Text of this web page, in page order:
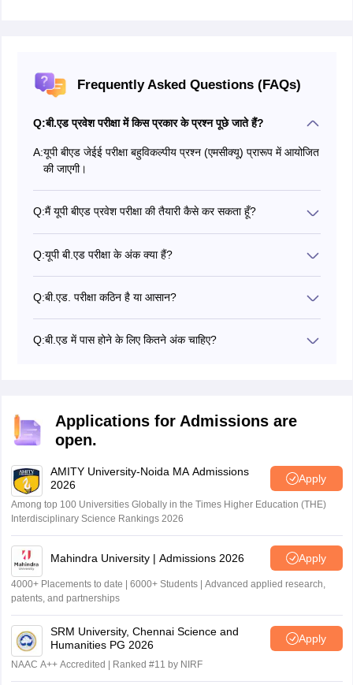
Frequently Asked Questions (FAQs)
Q:बी.एड प्रवेश परीक्षा में किस प्रकार के प्रश्न पूछे जाते हैं?
A:यूपी बीएड जेईई परीक्षा बहुविकल्पीय प्रश्न (एमसीक्यू) प्रारूप में आयोजित
की जाएगी।
Q:मैं यूपी बीएड प्रवेश परीक्षा की तैयारी कैसे कर सकता हूँ?
हैं।
Q:यूपी बी.एड परीक्षा के अंक क्या हैं?
Q:बी.एड. परीक्षा कठिन है या आसान?
और बढ़ जाती है। इससे छात्रों के लिए परीक्षा उत्तीर्ण करना कठिन हो
Q:बी.एड में पास होने के लिए कितने अंक चाहिए?
Applications for Admissions are
open.
AMITY University-Noida MA Admissions
2026
Apply
Among top 100 Universities Globally in the Times Higher Education (THE)
Interdisciplinary Science Rankings 2026
Mahindra University | Admissions 2026 Apply
4000+ Placements to date | 6000+ Students | Advanced applied research,
patents, and partnerships
SRM University, Chennai Science and
Humanities PG 2026
Apply
NAAC A++ Accredited | Ranked #11 by NIRF